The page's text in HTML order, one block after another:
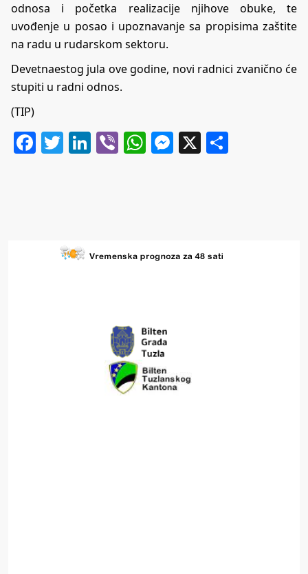
odnosa i početka realizacije njihove obuke, te
uvođenje u posao i upoznavanje sa propisima zaštite
na radu u rudarskom sektoru.
Devetnaestog jula ove godine, novi radnici zvanično će
stupiti u radni odnos.
(TIP)
Facebook
Twitter
LinkedIn
ViberWhatsApp
Messenger
X